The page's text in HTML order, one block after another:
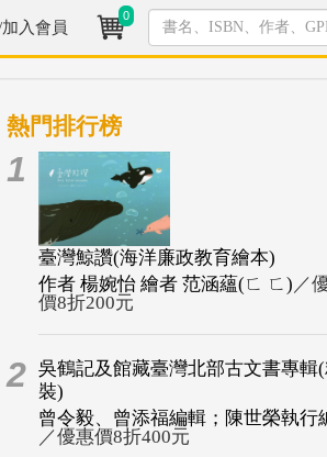
入會員
0
熱門排行榜
1
臺灣鯨讚(海洋廉政教育繪本)
作者 楊婉怡 繪者 范涵蘊(ㄈ ㄈ) ／
價8折200元
2 吳鶴記及館藏臺灣北部古文書專輯
裝)
曾令毅、曾添福編輯；陳世榮執行
／優惠價8折400元